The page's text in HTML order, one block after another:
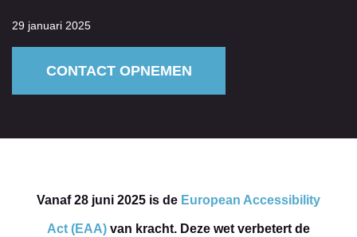
29 januari 2025
CONTACT OPNEMEN
Vanaf 28 juni 2025 is de European Accessibility
Act (EAA) van kracht. Deze wet verbetert de